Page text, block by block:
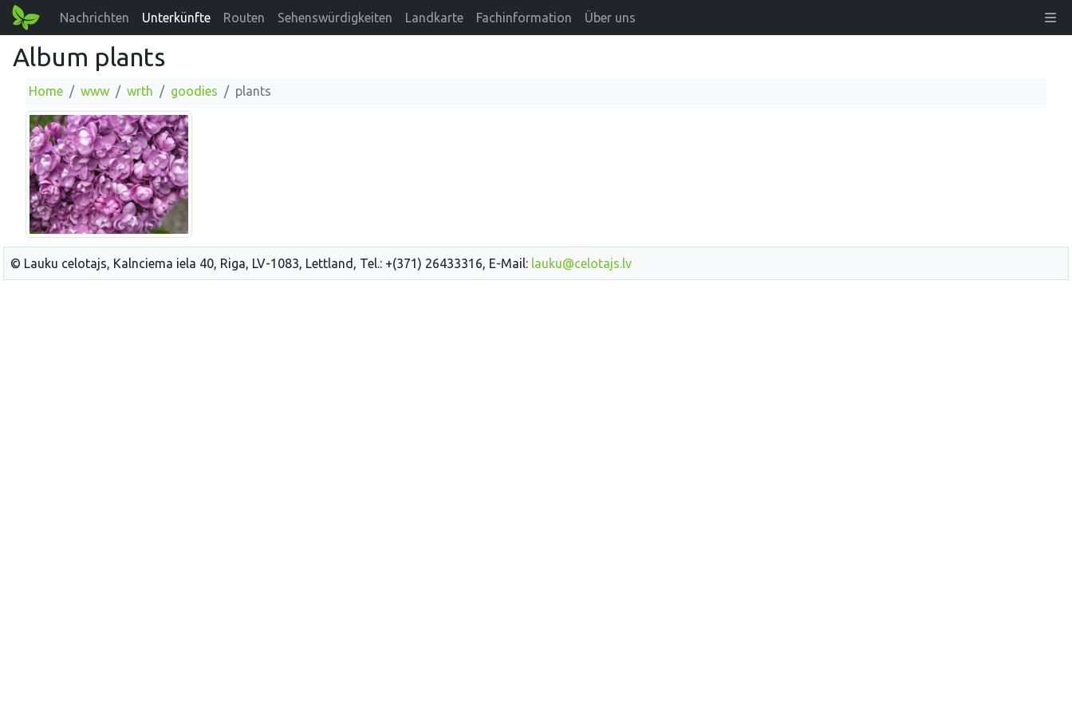
Nachrichten Unterkünfte Routen Sehenswürdigkeiten Landkarte Fachinformation Über uns
Album plants
Home www wrth goodies plants
© Lauku celotajs, Kalnciema iela 40, Riga, LV-1083, Lettland, Tel.: +(371) 26433316, E-Mail: lauku@celotajs.lv